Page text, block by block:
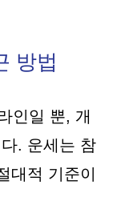
방법
인일 뿐, 개
. 운세는 참
대적 기준이